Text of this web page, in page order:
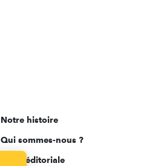
Notre histoire
Qui sommes-nous ?
Ligne éditoriale